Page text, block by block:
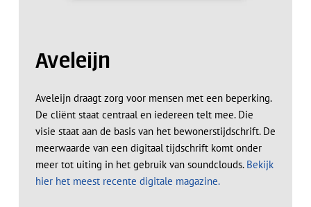
Aveleijn
Aveleijn draagt zorg voor mensen met een beperking.
De cliënt staat centraal en iedereen telt mee. Die
visie staat aan de basis van het bewonerstijdschrift. De
meerwaarde van een digitaal tijdschrift komt onder
meer tot uiting in het gebruik van soundclouds. Bekijk
hier het meest recente digitale magazine.